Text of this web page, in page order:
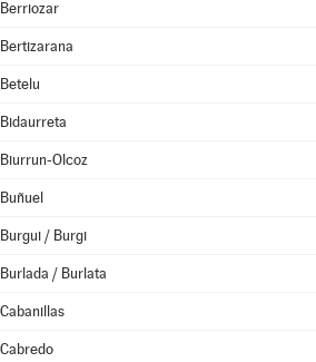
Berriozar
Bertizarana
Betelu
Bidaurreta
Biurrun-Olcoz
Buñuel
Burgui / Burgi
Burlada / Burlata
Cabanillas
Cabredo